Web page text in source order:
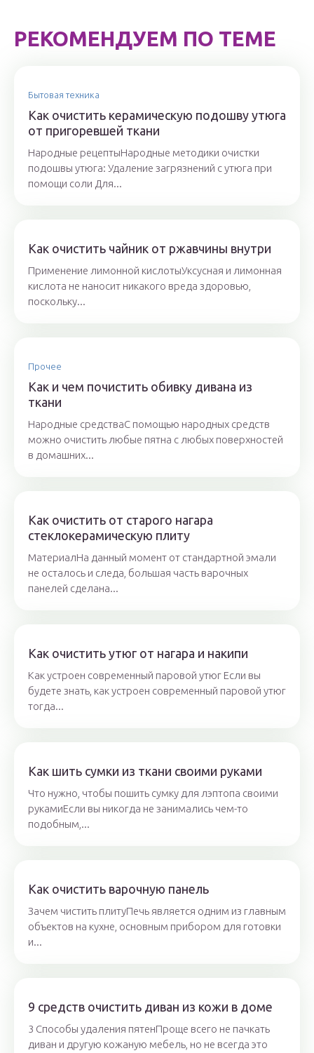
РЕКОМЕНДУЕМ ПО ТЕМЕ
Бытовая техника
Как очистить керамическую подошву утюга
от пригоревшей ткани
Народные рецептыНародные методики очистки
подошвы утюга: Удаление загрязнений с утюга при
помощи соли Для...
Как очистить чайник от ржавчины внутри
Применение лимонной кислотыУксусная и лимонная
кислота не наносит никакого вреда здоровью,
поскольку...
Прочее
Как и чем почистить обивку дивана из
ткани
Народные средстваС помощью народных средств
можно очистить любые пятна с любых поверхностей
в домашних...
Как очистить от старого нагара
стеклокерамическую плиту
МатериалНа данный момент от стандартной эмали
не осталось и следа, большая часть варочных
панелей сделана...
Как очистить утюг от нагара и накипи
Как устроен современный паровой утюг Если вы
будете знать, как устроен современный паровой утюг
тогда...
Как шить сумки из ткани своими руками
Что нужно, чтобы пошить сумку для лэптопа своими
рукамиЕсли вы никогда не занимались чем-то
подобным,...
Как очистить варочную панель
Зачем чистить плитуПечь является одним из главным
объектов на кухне, основным прибором для готовки
и...
9 средств очистить диван из кожи в доме
3 Способы удаления пятенПроще всего не пачкать
диван и другую кожаную мебель, но не всегда это